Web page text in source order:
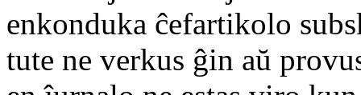
enkonduka ĉefartikolo
tute ne verkus ĝin aŭ